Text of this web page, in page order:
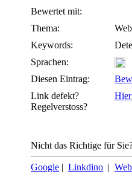
Bewertet mit:
Thema:
Keywords:
Sprachen:
Diesen Eintrag:
Link defekt?
Regelverstoss?
Nicht das Richtige für
Google | Linkdino | Web